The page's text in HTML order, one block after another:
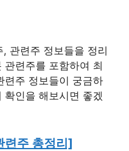
관련주 정보들을 정리
련주를 포함하여 최
련주 정보들이 궁금하
인을 해보시면 좋겠
련주 총정리]